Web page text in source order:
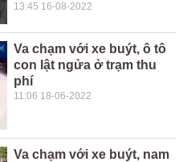
13:45 16-08-2022
Va chạm với xe buýt, ô tô
con lật ngửa ở trạm thu
phí
11:06 18-06-2022
Va chạm với xe buýt, nam